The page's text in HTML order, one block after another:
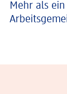
Mehr als